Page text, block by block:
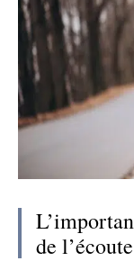
de l’écoute